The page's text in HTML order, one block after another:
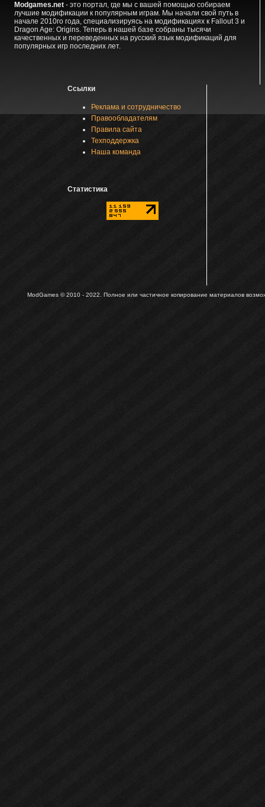
Modgames.net- это портал, где мы с вашей помощью собираем
лучшие модификации к популярным играм. Мы начали свой путь в
начале 2010го года, специализируясь на модификациях к Fallout 3 и
Dragon Age: Origins. Теперь в нашей базе собраны тысячи
качественных и переведенных на русский язык модификаций для
популярных игр последних лет.
Ссылки
Реклама и сотрудничество
Правообладателям
Правила сайта
Техподдержка
Наша команда
Статистика
ModGames © 2010 - 2022. Полное или частичное копирование материалов